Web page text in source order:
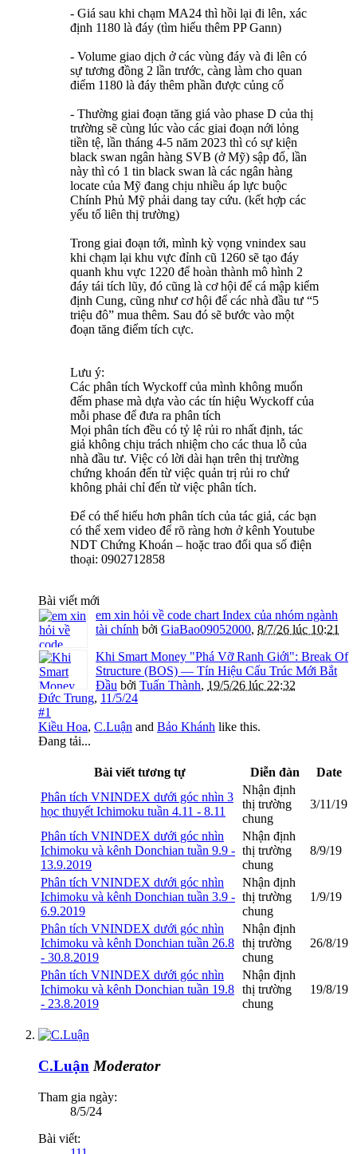
- Giá sau khi chạm MA24 thì hồi lại đi lên, xác
định 1180 là đáy (tìm hiểu thêm PP Gann)
- Volume giao dịch ở các vùng đáy và đi lên có
sự tương đồng 2 lần trước, càng làm cho quan
điểm 1180 là đáy thêm phần được củng cố
- Thường giai đoạn tăng giá vào phase D của thị
trường sẽ cùng lúc vào các giai đoạn nới lỏng
tiền tệ, lần tháng 4-5 năm 2023 thì có sự kiện
black swan ngân hàng SVB (ở Mỹ) sập đổ, lần
này thì có 1 tin black swan là các ngân hàng
locate của Mỹ đang chịu nhiều áp lực buộc
Chính Phủ Mỹ phải dang tay cứu. (kết hợp các
yếu tố liên thị trường)
Trong giai đoạn tới, mình kỳ vọng vnindex sau
khi chạm lại khu vực đỉnh cũ 1260 sẽ tạo đáy
quanh khu vực 1220 để hoàn thành mô hình 2
đáy tái tích lũy, đó cũng là cơ hội để cá mập kiểm
định Cung, cũng như cơ hội để các nhà đầu tư “5
triệu đô” mua thêm. Sau đó sẽ bước vào một
đoạn tăng điểm tích cực.
Lưu ý:
Các phân tích Wyckoff của mình không muốn
đếm phase mà dựa vào các tín hiệu Wyckoff của
mỗi phase để đưa ra phân tích
Mọi phân tích đều có tỷ lệ rủi ro nhất định, tác
giả không chịu trách nhiệm cho các thua lỗ của
nhà đầu tư. Việc có lời dài hạn trên thị trường
chứng khoán đến từ việc quản trị rủi ro chứ
không phải chỉ đến từ việc phân tích.
Để có thể hiểu hơn phân tích của tác giả, các bạn
có thể xem video để rõ ràng hơn ở kênh Youtube
NDT Chứng Khoán – hoặc trao đổi qua số điện
thoại: 0902712858
Bài viết mới
em xin hỏi về code chart Index của nhóm ngành
tài chính bởi GiaBao09052000, 8/7/26 lúc 10:21
Khi Smart Money "Phá Vỡ Ranh Giới": Break Of
Structure (BOS) — Tín Hiệu Cấu Trúc Mới Bắt
Đầu bởi Tuấn Thành, 19/5/26 lúc 22:32
Đức Trung, 11/5/24
#1
Kiều Hoa, C.Luận and Bảo Khánh like this.
Đang tải...
Bài viết tương tự Diễn đàn
Date
Phân tích VNINDEX dưới góc nhìn 3
học thuyết Ichimoku tuần 4.11 - 8.11
Nhận định
thị trường
chung
3/11/19
Phân tích VNINDEX dưới góc nhìn
Ichimoku và kênh Donchian tuần 9.9 -
13.9.2019
Nhận định
thị trường
chung
8/9/19
Phân tích VNINDEX dưới góc nhìn
Ichimoku và kênh Donchian tuần 3.9 -
6.9.2019
Nhận định
thị trường
chung
1/9/19
Phân tích VNINDEX dưới góc nhìn
Ichimoku và kênh Donchian tuần 26.8
- 30.8.2019
Nhận định
thị trường
chung
26/8/19
Phân tích VNINDEX dưới góc nhìn
Ichimoku và kênh Donchian tuần 19.8
- 23.8.2019
Nhận định
thị trường
chung
19/8/19
C.Luận Moderator
Tham gia ngày:
8/5/24
Bài viết: